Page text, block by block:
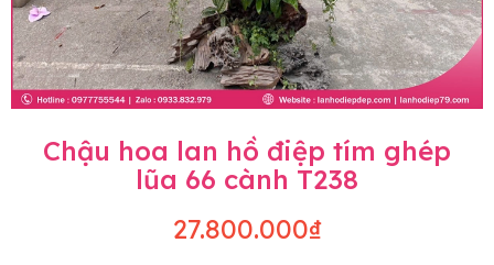
Chậu hoa lan hồ điệp tím ghép
lũa 66 cành T238
27.800.000₫